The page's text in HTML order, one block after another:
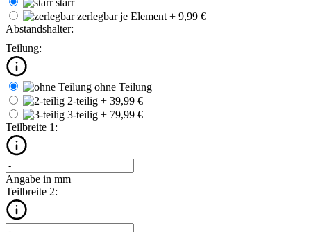
zerlegbarje Element + 9,99 €
Abstandshalter:
Teilung:
ohne Teilung
2-teilig + 39,99 €
3-teilig + 79,99 €
Teilbreite 1:
Angabe in mm
Teilbreite 2: